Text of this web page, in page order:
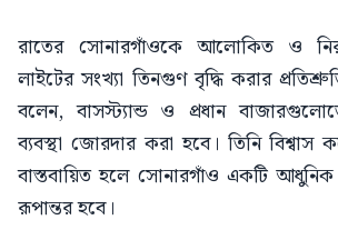
রাতের সোনারগাঁওকে আলোকিত ও
লাইটের সংখ্যা তিনগুণ বৃদ্ধি করার
বলেন, বাসস্ট্যান্ড ও প্রধান
ব্যবস্থা জোরদার করা হবে। তিনি
বাস্তবায়িত হলে সোনারগাঁও একটি
রূপান্তর হবে।